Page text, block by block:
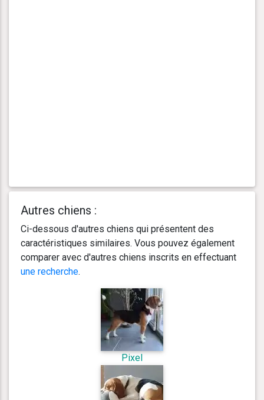
Autres chiens :
Ci-dessous d'autres chiens qui présentent des
caractéristiques similaires. Vous pouvez également
comparer avec d'autres chiens inscrits en effectuant
une recherche.
Pixel